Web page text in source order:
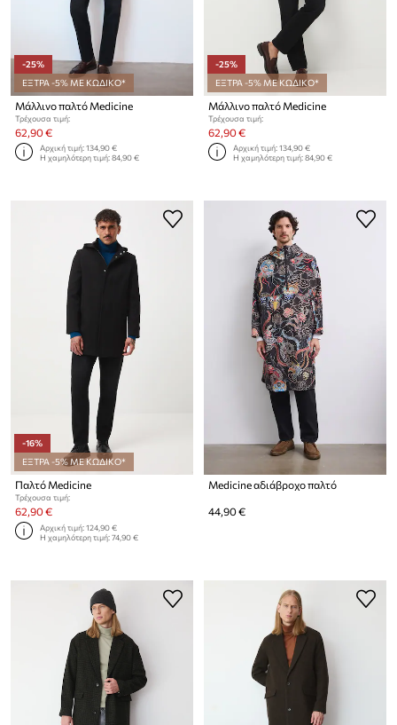
-25%
ΕΞΤΡΑ -5% ΜΕ ΚΩΔΙΚΟ*
Μάλλινο παλτό Medicine
Τρέχουσα τιμή:
62,90 €
Αρχική τιμή:134,90 €
Η χαμηλότερη τιμή:84,90 €
-25%
ΕΞΤΡΑ -5% ΜΕ ΚΩΔΙΚΟ*
Μάλλινο παλτό Medicine
Τρέχουσα τιμή:
62,90 €
Αρχική τιμή:134,90 €
Η χαμηλότερη τιμή:84,90 €
-16%
ΕΞΤΡΑ -5% ΜΕ ΚΩΔΙΚΟ*
Παλτό Medicine
Τρέχουσα τιμή:
62,90 €
Αρχική τιμή:124,90 €
Η χαμηλότερη τιμή:74,90 €
Medicine αδιάβροχο παλτό
44,90 €